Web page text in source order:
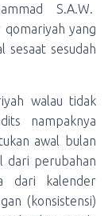
S.A.W.
qomariyah yang
sesaat sesudah
walau tidak
nampaknya
awal bulan
dari perubahan
dari kalender
(konsistensi)